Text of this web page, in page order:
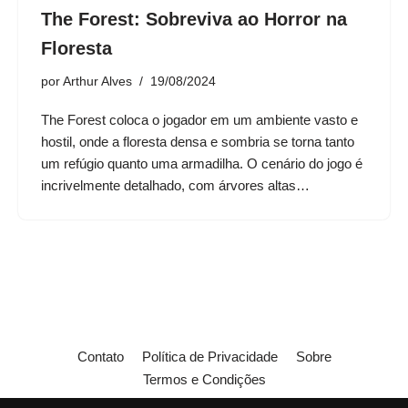
The Forest: Sobreviva ao Horror na
Floresta
por Arthur Alves 19/08/2024
The Forest coloca o jogador em um ambiente vasto e
hostil, onde a floresta densa e sombria se torna tanto
um refúgio quanto uma armadilha. O cenário do jogo é
incrivelmente detalhado, com árvores altas…
Contato Política de Privacidade
Sobre
Termos e Condições